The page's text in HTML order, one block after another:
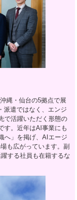
縄・仙台の5拠点で展
派遣ではなく、エンジ
で活躍いただく形態の
す。近年はAI事業にも
へ」を掲げ、AIエージ
も広がっています。副
する社員も在籍するな